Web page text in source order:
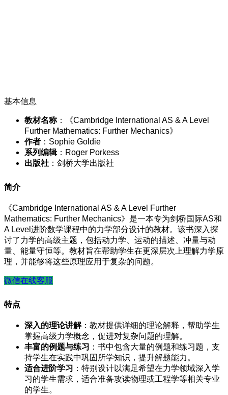
基本信息
教材名称：《Cambridge International AS & A Level
Further Mathematics: Further Mechanics》
作者 ：Sophie Goldie
系列编辑：Roger Porkess
出版社 ：剑桥大学出版社
简介
《Cambridge International AS & A Level Further
Mathematics: Further Mechanics》是一本专为剑桥国际AS和
A Level进阶数学课程中的力学部分设计的教材。该书深入探
讨了力学的高级主题，包括动力学、运动的描述、冲量与动
量、能量守恒等。教材旨在帮助学生在更深层次上理解力学原
理，并能够将这些原理应用于复杂的问题。
微信在线客服
特点
深入的理论讲解：教材提供详细的理论解释，帮助学生
掌握高级力学概念，促进对复杂问题的理解。
丰富的例题与练习 ：书中包含大量的例题和练习题，支
持学生在实践中巩固所学知识，提升解题能力。
适合进阶学习 ：特别设计以满足希望在力学领域深入学
习的学生需求，适合准备攻读物理或工程学等相关专业
的学生。